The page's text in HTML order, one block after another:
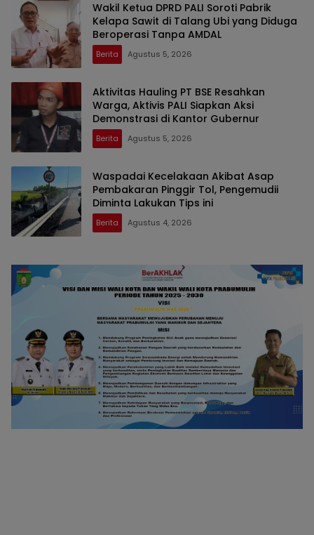
Wakil Ketua DPRD PALI Soroti Pabrik
Kelapa Sawit di Talang Ubi yang Diduga
Beroperasi Tanpa AMDAL
Berita Agustus 5, 2026
Aktivitas Hauling PT BSE Resahkan
Warga, Aktivis PALI Siapkan Aksi
Demonstrasi di Kantor Gubernur
Berita Agustus 5, 2026
Waspadai Kecelakaan Akibat Asap
Pembakaran Pinggir Tol, Pengemudii
Diminta Lakukan Tips ini
Berita Agustus 4, 2026